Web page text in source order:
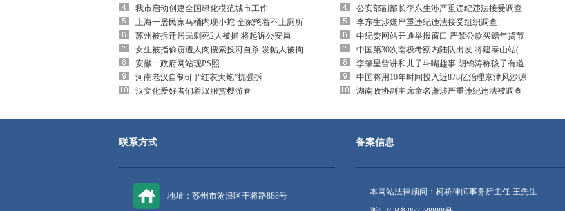
我市启动创建全国绿化模范城市工作
上海一居民家马桶内现小蛇 全家憋着不上厕所
苏州被拆迁居民刺死2人被捕 将起诉公安局
女生被指偷窃遭人肉搜索投河自杀 发帖人被拘
安徽一政府网站现PS照
河南老汉自制6门“红衣大炮”抗强拆
汉文化爱好者们着汉服赏樱游春
公安部副部长李东生涉严重违纪违法接受调查
李东生涉嫌严重违纪违法接受组织调查
中纪委网站开通举报窗口 严禁公款买赠年货节
中国第30次南极考察内陆队出发 将建泰山站(
李肇星曾讲和儿子斗嘴趣事 胡锦涛称孩子有道
中国将用10年时间投入近878亿治理京津风沙源
湖南政协副主席童名谦涉严重违纪违法被调查
联系方式
地址：苏州市沧浪区干将路888号
备案信息
本网站法律顾问：柯桥律师事务所主任 王先生